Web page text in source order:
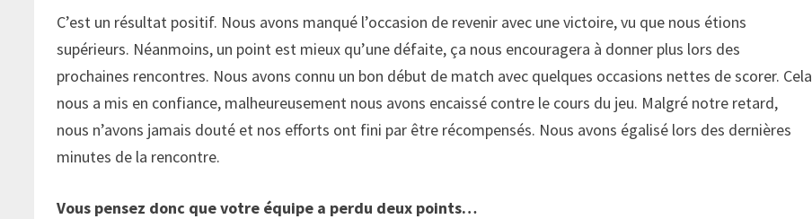
C’est un résultat positif. Nous avons manqué l’occasion de revenir avec une victoire, vu que nous étions
supérieurs. Néanmoins, un point est mieux qu’une défaite, ça nous encouragera à donner plus lors des
prochaines rencontres. Nous avons connu un bon début de match avec quelques occasions nettes de scorer. Cela
nous a mis en confiance, malheureusement nous avons encaissé contre le cours du jeu. Malgré notre retard,
nous n’avons jamais douté et nos efforts ont fini par être récompensés. Nous avons égalisé lors des dernières
minutes de la rencontre.
Vous pensez donc que votre équipe a perdu deux points…